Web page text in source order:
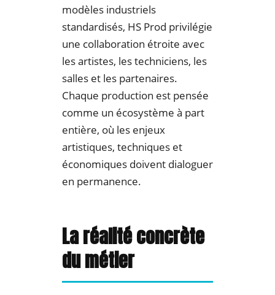
modèles industriels
standardisés, HS Prod privilégie
une collaboration étroite avec
les artistes, les techniciens, les
salles et les partenaires.
Chaque production est pensée
comme un écosystème à part
entière, où les enjeux
artistiques, techniques et
économiques doivent dialoguer
en permanence.
La réalité concrète
du métier